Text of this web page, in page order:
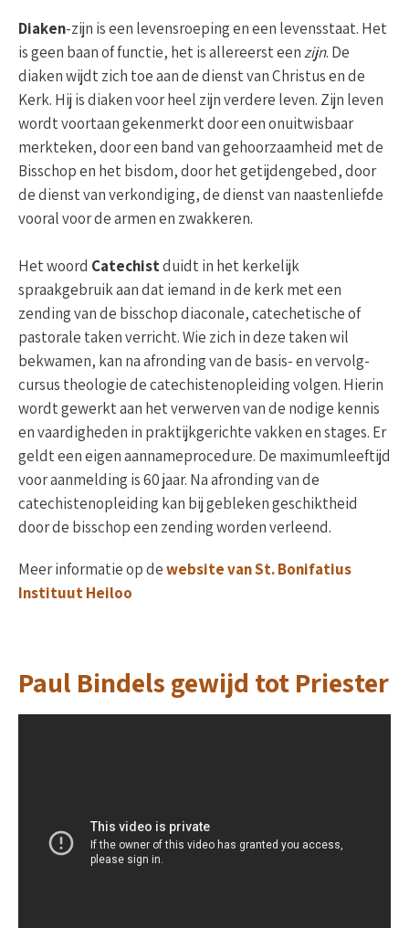
Diaken-zijn is een levensroeping en een levensstaat. Het
is geen baan of functie, het is allereerst eenzijn. De
diaken wijdt zich toe aan de dienst van Christus en de
Kerk. Hij is diaken voor heel zijn verdere leven. Zijn leven
wordt voortaan gekenmerkt door een onuitwisbaar
merkteken, door een band van gehoorzaamheid met de
Bisschop en het bisdom, door het getijden­ge­bed, door
de dienst van verkondiging, de dienst van naasten­liefde
vooral voor de armen en zwakkeren.
Het woord Catechistduidt in het kerkelijk
spraakgebruik aan dat iemand in de kerk met een
zending van de bisschop diaconale, catechetische of
pastorale taken verricht. Wie zich in deze taken wil
bekwamen, kan na afronding van de basis- en vervolg­
cursus theologie de catechisten­oplei­ding volgen. Hierin
wordt gewerkt aan het verwerven van de nodige kennis
en vaardigheden in praktijk­ge­richte vakken en stages. Er
geldt een eigen aannameprocedure. De maximumleeftijd
voor aanmelding is 60 jaar. Na afronding van de
catechisten­oplei­ding kan bij gebleken geschiktheid
door de bisschop een zending worden verleend.
Meer informatie op dewebsite van St. Bonifatius
Instituut Heiloo
Paul Bindels gewijd tot Priester